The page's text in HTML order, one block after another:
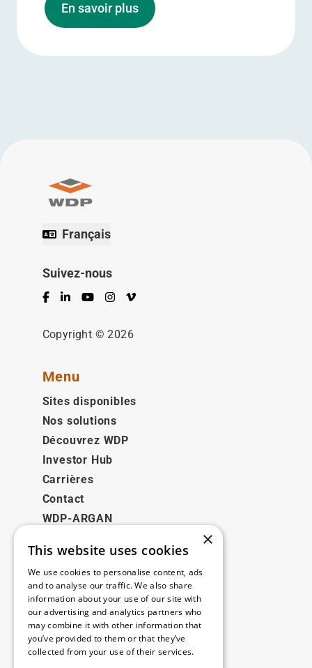
En savoir plus
Français
Suivez-nous
Facebook
LinkedInYouTubeInstagram
Vimeo
Copyright © 2026
Menu
Sites disponibles
Nos solutions
Découvrez WDP
Investor Hub
Carrières
Contact
WDP-ARGAN
Juridique
Disclaimer
Politique de confidentialité
Cookie Policy
×
This website uses cookies
We use cookies to personalise content, ads
and to analyse our traffic. We also share
information about your use of our site with
our advertising and analytics partners who
may combine it with other information that
you’ve provided to them or that they’ve
collected from your use of their services.